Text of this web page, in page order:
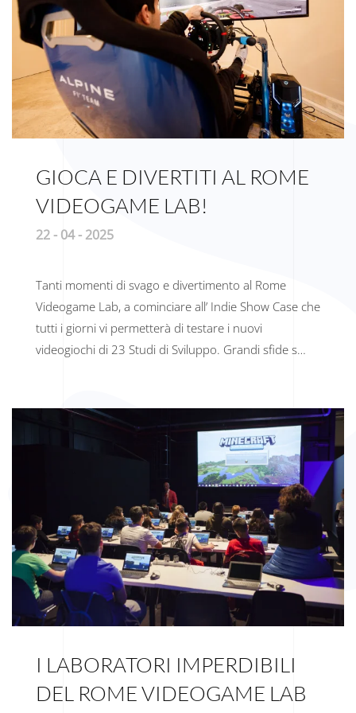
GIOCA E DIVERTITI AL ROME
VIDEOGAME LAB!
22 - 04 - 2025
Tanti momenti di svago e divertimento al Rome
Videogame Lab, a cominciare all’ Indie Show Case che
tutti i giorni vi permetterà di testare i nuovi
videogiochi di 23 Studi di Sviluppo. Grandi sfide s…
I LABORATORI IMPERDIBILI
DEL ROME VIDEOGAME LAB